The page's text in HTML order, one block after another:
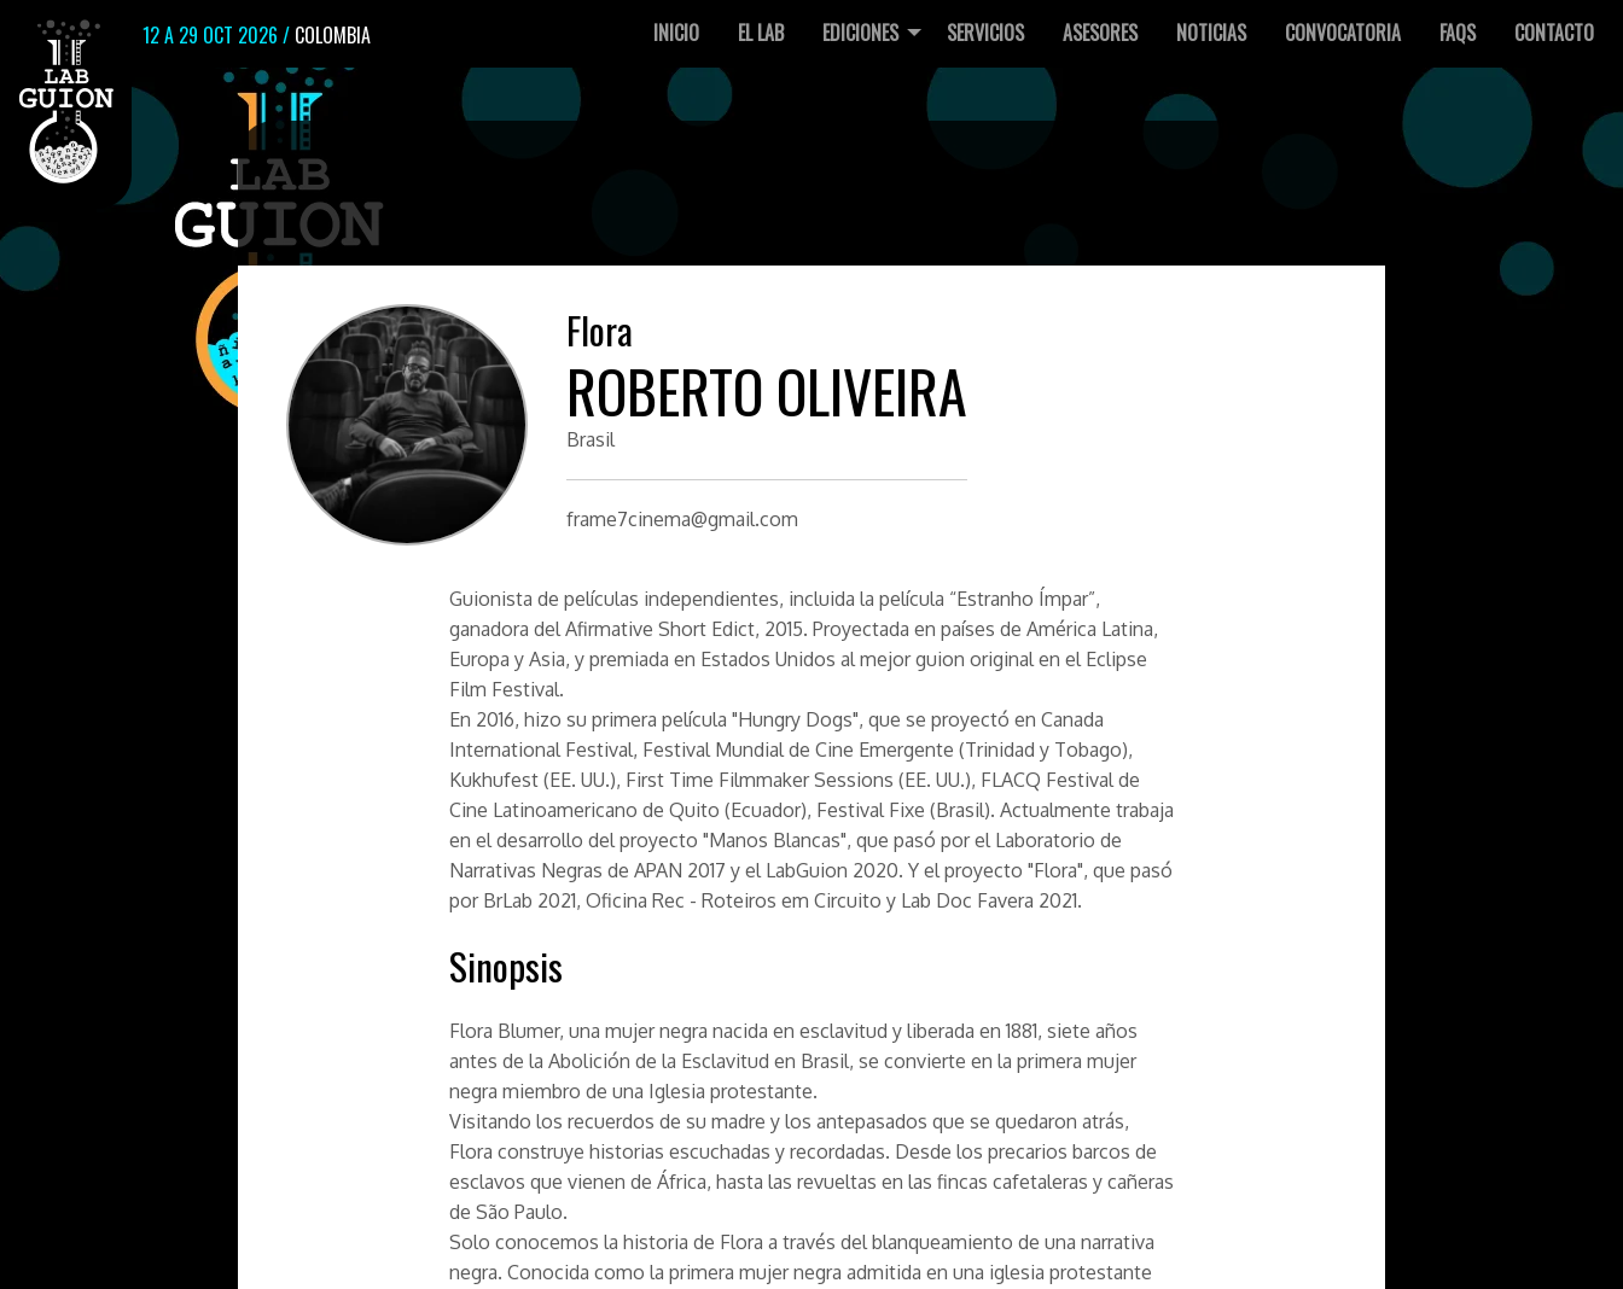
12 A 29 OCT 2026 / COLOMBIA INICIO EL LAB EDICIONES SERVICIOS ASESORES NOTICIAS CONVOCATORIA FAQS CONTACTO
Flora
ROBERTO OLIVEIRA
Brasil
frame7cinema@gmail.com
Guionista de películas independientes, incluida la película “Estranho Ímpar”,
ganadora del Afirmative Short Edict, 2015. Proyectada en países de América Latina,
Europa y Asia, y premiada en Estados Unidos al mejor guion original en el Eclipse
Film Festival.
En 2016, hizo su primera película "Hungry Dogs", que se proyectó en Canada
International Festival, Festival Mundial de Cine Emergente (Trinidad y Tobago),
Kukhufest (EE. UU.), First Time Filmmaker Sessions (EE. UU.), FLACQ Festival de
Cine Latinoamericano de Quito (Ecuador), Festival Fixe (Brasil). Actualmente trabaja
en el desarrollo del proyecto "Manos Blancas", que pasó por el Laboratorio de
Narrativas Negras de APAN 2017 y el LabGuion 2020. Y el proyecto "Flora", que pasó
por BrLab 2021, Oficina Rec - Roteiros em Circuito y Lab Doc Favera 2021.
Sinopsis
Flora Blumer, una mujer negra nacida en esclavitud y liberada en 1881, siete años
antes de la Abolición de la Esclavitud en Brasil, se convierte en la primera mujer
negra miembro de una Iglesia protestante.
Visitando los recuerdos de su madre y los antepasados que se quedaron atrás,
Flora construye historias escuchadas y recordadas. Desde los precarios barcos de
esclavos que vienen de África, hasta las revueltas en las fincas cafetaleras y cañeras
de São Paulo.
Solo conocemos la historia de Flora a través del blanqueamiento de una narrativa
negra. Conocida como la primera mujer negra admitida en una iglesia protestante